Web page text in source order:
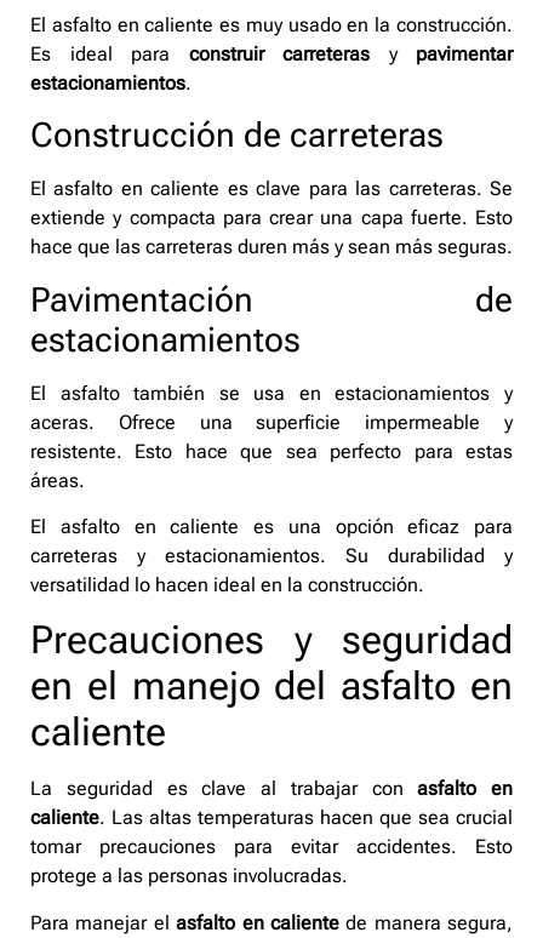
El asfalto en caliente es muy usado en la construcción.
Es ideal para construir carreteras y pavimentar
estacionamientos.
Construcción de carreteras
El asfalto en caliente es clave para las carreteras. Se
extiende y compacta para crear una capa fuerte. Esto
hace que las carreteras duren más y sean más seguras.
Pavimentación de
estacionamientos
El asfalto también se usa en estacionamientos y
aceras. Ofrece una superficie impermeable y
resistente. Esto hace que sea perfecto para estas
áreas.
El asfalto en caliente es una opción eficaz para
carreteras y estacionamientos. Su durabilidad y
versatilidad lo hacen ideal en la construcción.
Precauciones y seguridad
en el manejo del asfalto en
caliente
La seguridad es clave al trabajar conasfalto en
caliente. Las altas temperaturas hacen que sea crucial
tomar precauciones para evitar accidentes. Esto
protege a las personas involucradas.
Para manejar elasfalto en calientede manera segura,